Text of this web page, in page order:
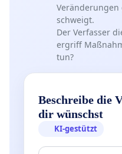
Veränderungen
schweigt.
Der Verfasser
ergriff
tun?
Beschreibe die
dir wünschst
KI-gestützt